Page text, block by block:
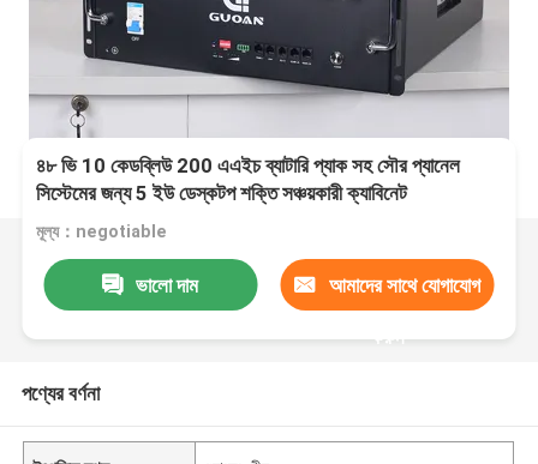
৪৮ ভি 10 কেডব্লিউ 200 এএইচ ব্যাটারি প্যাক সহ সৌর প্যানেল
সিস্টেমের জন্য 5 ইউ ডেস্কটপ শক্তি সঞ্চয়কারী ক্যাবিনেট
মূল্য：negotiable
ভালো দাম আমাদের সাথে যোগাযোগ
করুন
পণ্যের বর্ণনা